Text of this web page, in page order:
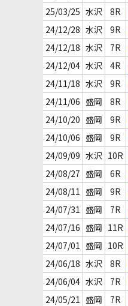
25/03/25 水沢 8R
24/12/28 水沢 9R
24/12/18 水沢 7R
24/12/04 水沢 4R
24/11/18 水沢 9R
24/11/06 盛岡 8R
24/10/20 盛岡 9R
24/10/06 盛岡 9R
24/09/09 水沢 10R
24/08/27 盛岡 6R
24/08/11 盛岡 9R
24/07/31 盛岡 7R
24/07/16 盛岡 11R
24/07/01 盛岡 10R
24/06/18 水沢 8R
24/06/04 水沢 7R
24/05/21 盛岡 7R